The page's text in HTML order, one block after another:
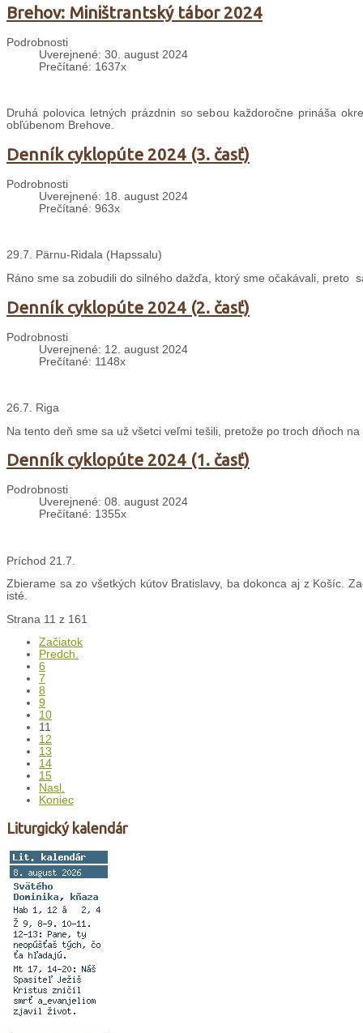
Brehov: Miništrantský tábor 2024
Podrobnosti
Uverejnené: 30. august 2024
Prečítané: 1637x
Druhá polovica letných prázdnin so sebou každoročne prináša
obľúbenom Brehove.
Denník cyklopúte 2024 (3. časť)
Podrobnosti
Uverejnené: 18. august 2024
Prečítané: 963x
29.7. Pärnu-Ridala (Hapssalu)
Ráno sme sa zobudili do silného dažďa, ktorý sme očakávali, preto
Denník cyklopúte 2024 (2. časť)
Podrobnosti
Uverejnené: 12. august 2024
Prečítané: 1148x
26.7. Riga
Na tento deň sme sa už všetci veľmi tešili, pretože po troch dňoch
Denník cyklopúte 2024 (1. časť)
Podrobnosti
Uverejnené: 08. august 2024
Prečítané: 1355x
Príchod 21.7.
Zbierame sa zo všetkých kútov Bratislavy, ba dokonca aj z Košíc.
isté.
Strana 11 z 161
Začiatok
Predch.
6
7
8
9
10
11
12
13
14
15
Nasl.
Koniec
Liturgický kalendár